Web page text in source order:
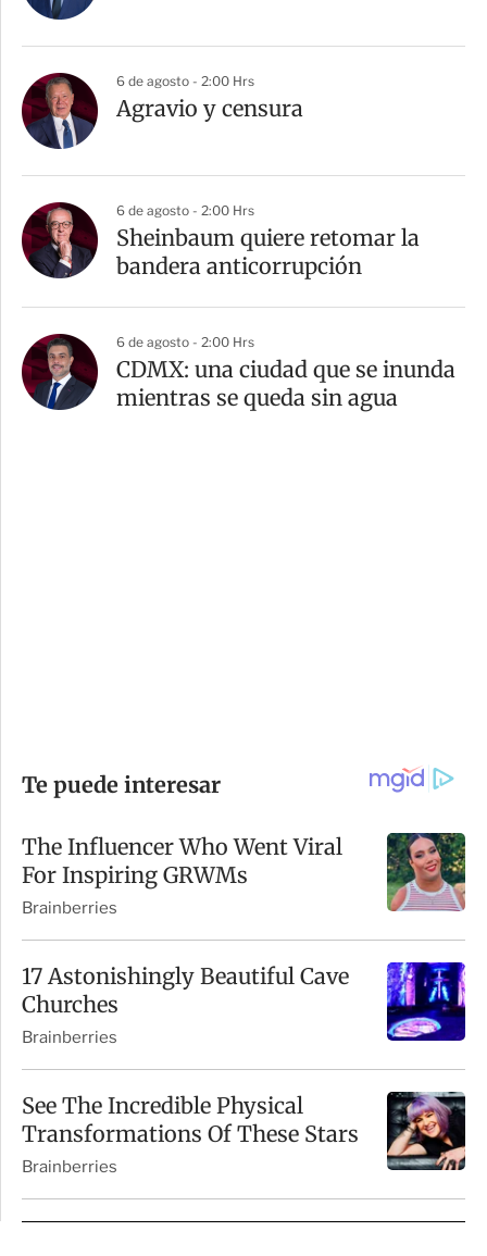
6 de agosto - 2:00 Hrs
Agravio y censura
6 de agosto - 2:00 Hrs
Sheinbaum quiere retomar la
bandera anticorrupción
6 de agosto - 2:00 Hrs
CDMX: una ciudad que se inunda
mientras se queda sin agua